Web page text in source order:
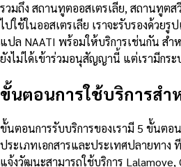
รวมถึง สถานทูตออสเตรเลีย, สถานทูต
ไปใช้ในออสเตรเลีย เราจะรับรองด้วย
แปล NAATI พร้อมให้บริการเช่นกัน สำ
ยังไม่ได้เข้าร่วมอนุสัญญานี้ แต่เรามีกร
ขั้นตอนการใช้บริการส
ขั้นตอนการรับบริการของเรามี 5 ขั้นตอ
ประเภทเอกสารและประเทศปลายทาง
แจ้งวัฒนะสามารถใช้บริการ